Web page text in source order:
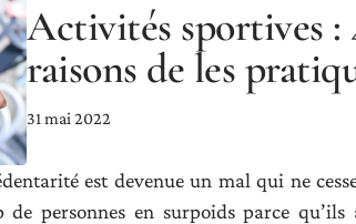
Activités sportives :
raisons de les
31 mai 2022
est devenue un mal qui ne
personnes en surpoids parce